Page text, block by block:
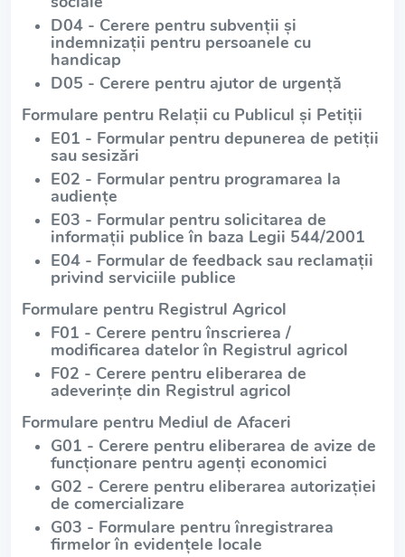
D04 - Cerere pentru subvenții și
indemnizații pentru persoanele cu
handicap
D05 - Cerere pentru ajutor de urgență
Formulare pentru Relații cu Publicul și Petiții
E01 - Formular pentru depunerea de petiții
sau sesizări
E02 - Formular pentru programarea la
audiențe
E03 - Formular pentru solicitarea de
informații publice în baza Legii 544/2001
E04 - Formular de feedback sau reclamații
privind serviciile publice
Formulare pentru Registrul Agricol
F01 - Cerere pentru înscrierea /
modificarea datelor în Registrul agricol
F02 - Cerere pentru eliberarea de
adeverințe din Registrul agricol
Formulare pentru Mediul de Afaceri
G01 - Cerere pentru eliberarea de avize de
funcționare pentru agenți economici
G02 - Cerere pentru eliberarea autorizației
de comercializare
G03 - Formulare pentru înregistrarea
firmelor în evidențele locale